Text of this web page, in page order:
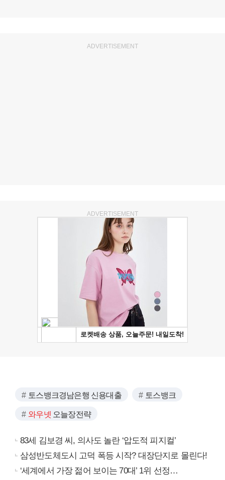
ADVERTISEMENT
ADVERTISEMENT
토스뱅크경남은행 신용대출 토스뱅크
와우넷 오늘장전략
83세 김보경 씨, 의사도 놀란 ‘압도적 피지컬’
삼성반도체도시 고덕 폭등 시작? 대장단지로 몰린다!
‘세계에서 가장 젊어 보이는 70대’ 1위 선정…